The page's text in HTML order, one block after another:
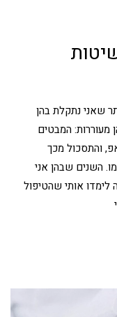
שאני נתקלת בהן
מעוררות: המבטים
והתסכול מכך
השנים שבהן אני
אותי שהטיפול